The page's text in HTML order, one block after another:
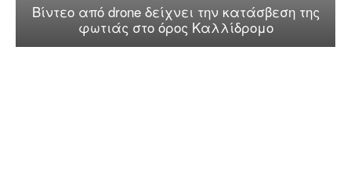
Βίντεο από drone δείχνει την κατάσβεση της
φωτιάς στο όρος Καλλίδρομο